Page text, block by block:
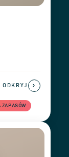
ZAPASÓW
ODKRYJ ›